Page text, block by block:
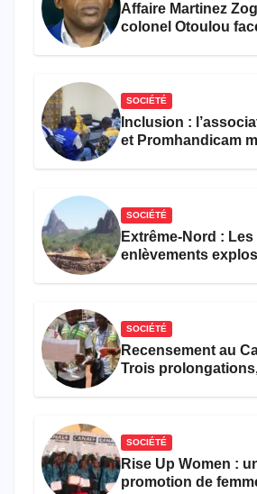
Affaire Martinez
colonel Otoulou
SOCIÉTÉ
Inclusion :
et Promhandicam
SOCIÉTÉ
Extrême-Nord : Les
enlèvements
SOCIÉTÉ
Recensement au
Trois
SOCIÉTÉ
Rise Up Women :
promotion de